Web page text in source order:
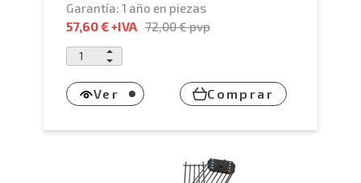
Garantía: 1 año en piezas
57,60 €+IVA 72,00 €pvp
Ver Comprar